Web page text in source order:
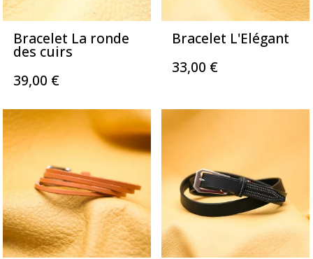
Bracelet La ronde
des cuirs
39,00 €
Bracelet L'Elégant
33,00 €